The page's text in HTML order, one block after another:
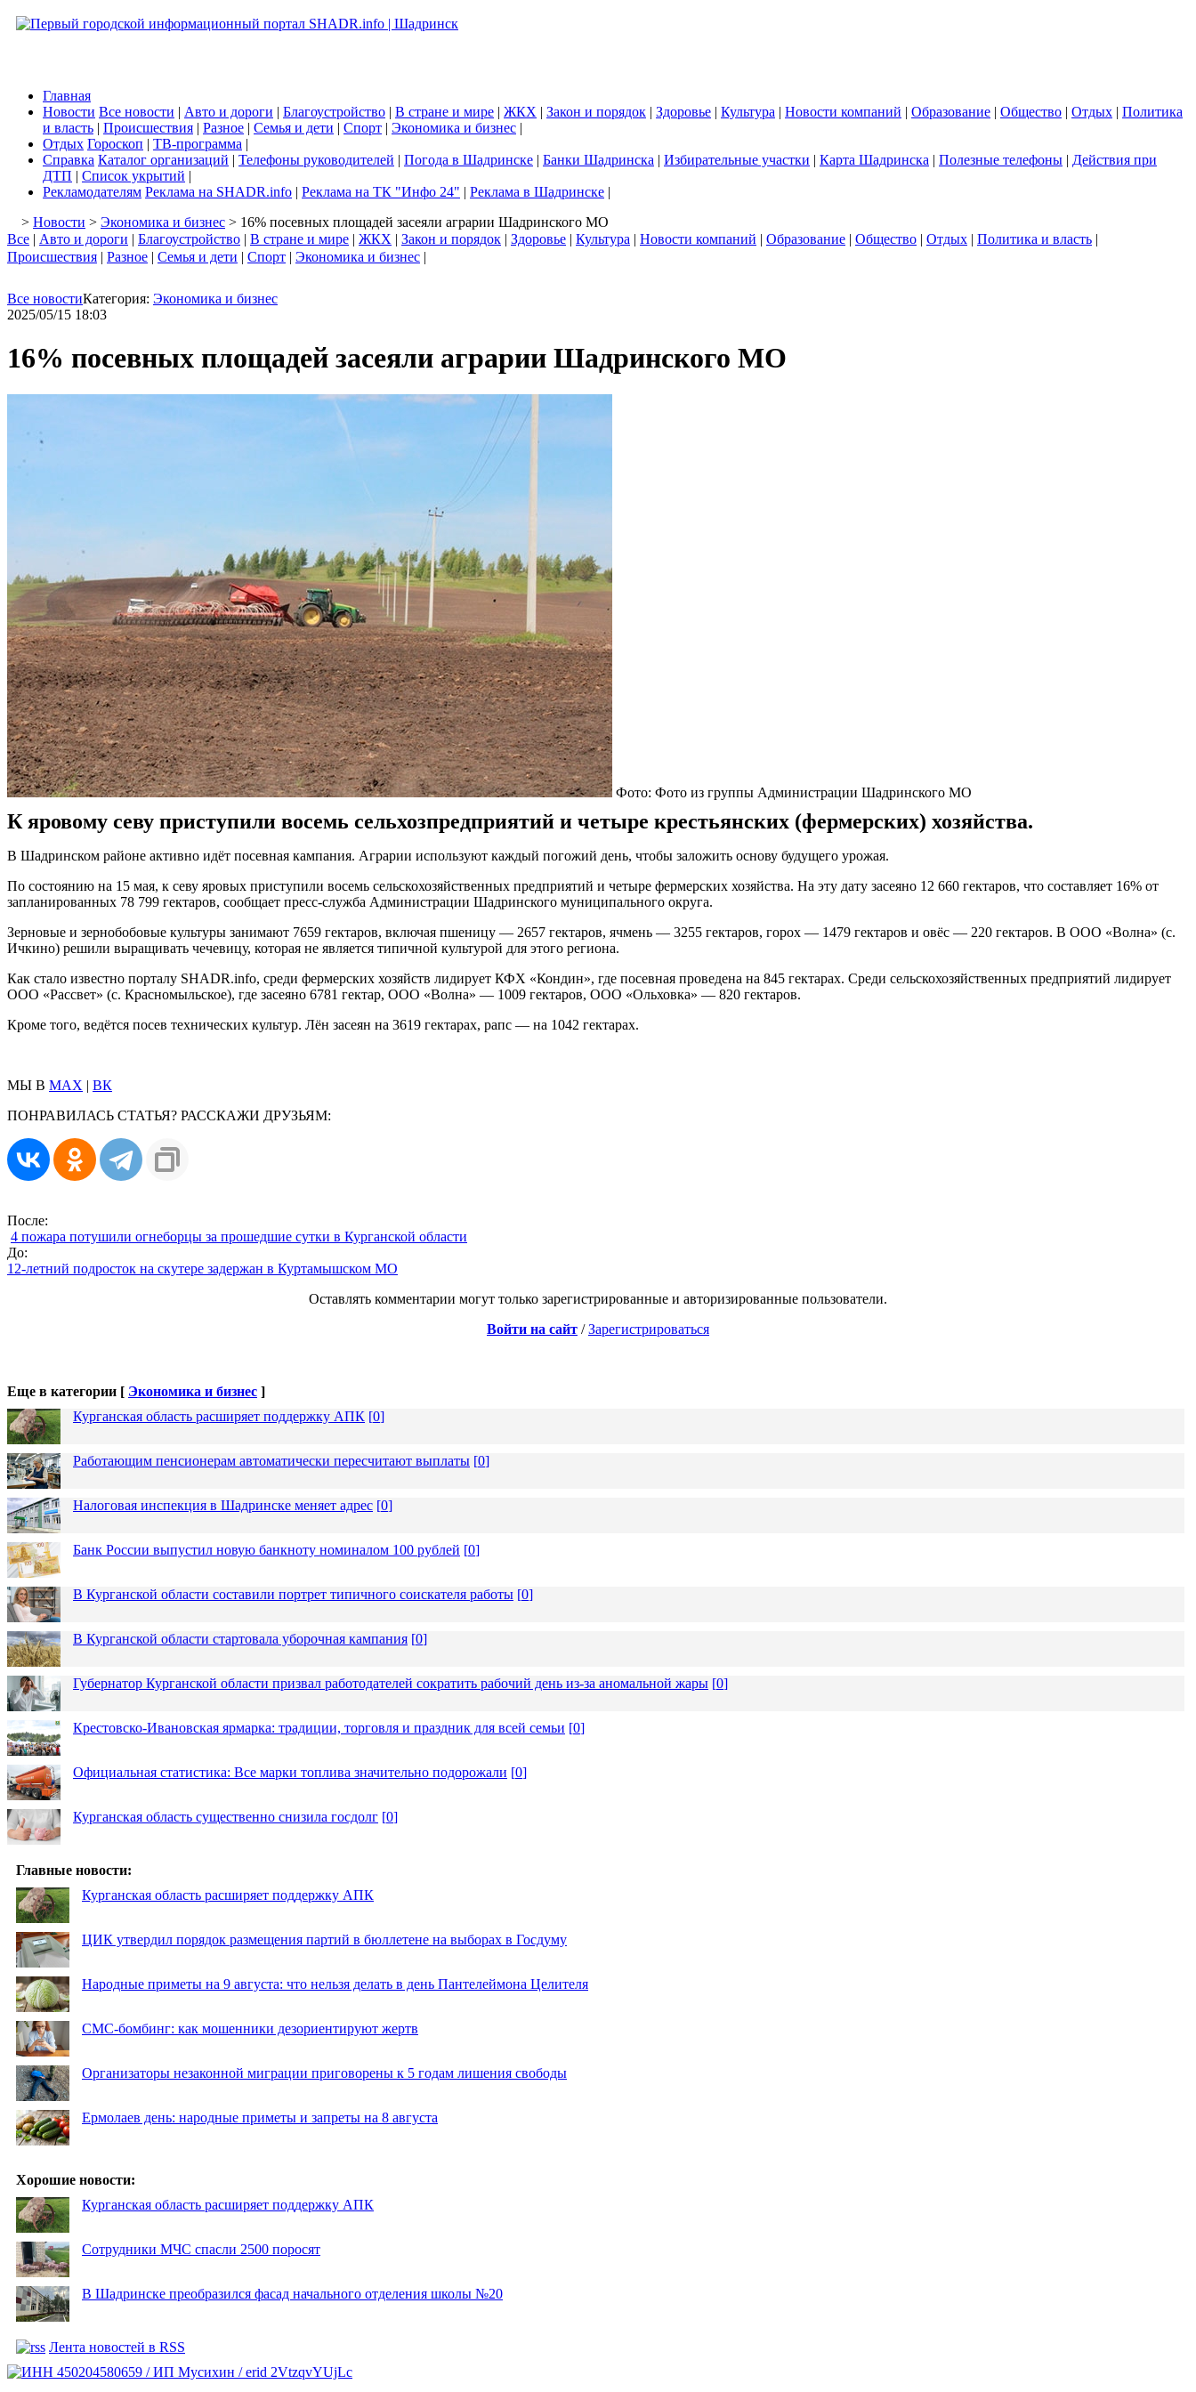
Главная
Новости Все новости | Авто и дороги | Благоустройство | В стране и мире | ЖКХ | Закон и порядок | Здоровье | Культура | Новости компаний | Образование | Общество | Отдых | Политика
и власть | Происшествия | Разное | Семья и дети | Спорт | Экономика и бизнес |
Отдых Гороскоп | ТВ-программа |
Справка Каталог организаций | Телефоны руководителей | Погода в Шадринске | Банки Шадринска | Избирательные участки | Карта Шадринска | Полезные телефоны | Действия при
ДТП | Список укрытий |
Рекламодателям Реклама на SHADR.info | Реклама на ТК "Инфо 24" | Реклама в Шадринске |
> Новости > Экономика и бизнес > 16% посевных площадей засеяли аграрии Шадринского МО
Все | Авто и дороги | Благоустройство | В стране и мире | ЖКХ | Закон и порядок | Здоровье | Культура | Новости компаний | Образование | Общество | Отдых | Политика и власть |
Происшествия | Разное | Семья и дети | Спорт | Экономика и бизнес |
Все новостиКатегория: Экономика и бизнес
2025/05/15 18:03
16% посевных площадей засеяли аграрии Шадринского МО
Фото: Фото из группы Администрации Шадринского МО
К яровому севу приступили восемь сельхозпредприятий и четыре крестьянских (фермерских) хозяйства.
В Шадринском районе активно идёт посевная кампания. Аграрии используют каждый погожий день, чтобы заложить основу будущего урожая.
По состоянию на 15 мая, к севу яровых приступили восемь сельскохозяйственных предприятий и четыре фермерских хозяйства. На эту дату засеяно 12 660 гектаров, что составляет 16% от
запланированных 78 799 гектаров, сообщает пресс-служба Администрации Шадринского муниципального округа.
Зерновые и зернобобовые культуры занимают 7659 гектаров, включая пшеницу — 2657 гектаров, ячмень — 3255 гектаров, горох — 1479 гектаров и овёс — 220 гектаров. В ООО «Волна» (с.
Ичкино) решили выращивать чечевицу, которая не является типичной культурой для этого региона.
Как стало известно порталу SHADR.info, среди фермерских хозяйств лидирует КФХ «Кондин», где посевная проведена на 845 гектарах. Среди сельскохозяйственных предприятий лидирует
ООО «Рассвет» (с. Красномыльское), где засеяно 6781 гектар, ООО «Волна» — 1009 гектаров, ООО «Ольховка» — 820 гектаров.
Кроме того, ведётся посев технических культур. Лён засеян на 3619 гектарах, рапс — на 1042 гектарах.
МЫ В MAX | ВК
ПОНРАВИЛАСЬ СТАТЬЯ? РАССКАЖИ ДРУЗЬЯМ:
После:
4 пожара потушили огнеборцы за прошедшие сутки в Курганской области
До:
12-летний подросток на скутере задержан в Куртамышском МО
Оставлять комментарии могут только зарегистрированные и авторизированные пользователи.
Войти на сайт /Зарегистрироваться
Еще в категории [ Экономика и бизнес ]
Курганская область расширяет поддержку АПК [0]
Работающим пенсионерам автоматически пересчитают выплаты [0]
Налоговая инспекция в Шадринске меняет адрес [0]
Банк России выпустил новую банкноту номиналом 100 рублей [0]
В Курганской области составили портрет типичного соискателя работы [0]
В Курганской области стартовала уборочная кампания [0]
Губернатор Курганской области призвал работодателей сократить рабочий день из-за аномальной жары [0]
Крестовско-Ивановская ярмарка: традиции, торговля и праздник для всей семьи [0]
Официальная статистика: Все марки топлива значительно подорожали [0]
Курганская область существенно снизила госдолг [0]
Главные новости:
Курганская область расширяет поддержку АПК
ЦИК утвердил порядок размещения партий в бюллетене на выборах в Госдуму
Народные приметы на 9 августа: что нельзя делать в день Пантелеймона Целителя
СМС-бомбинг: как мошенники дезориентируют жертв
Организаторы незаконной миграции приговорены к 5 годам лишения свободы
Ермолаев день: народные приметы и запреты на 8 августа
Хорошие новости:
Курганская область расширяет поддержку АПК
Сотрудники МЧС спасли 2500 поросят
В Шадринске преобразился фасад начального отделения школы №20
Лента новостей в RSS